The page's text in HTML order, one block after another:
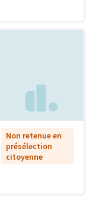
Non retenue en
présélection
citoyenne